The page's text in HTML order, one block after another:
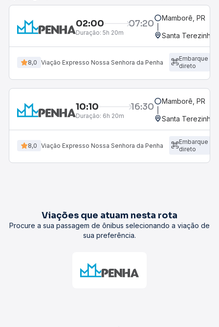
02:00 07:20
Duração: 5h 20m
Mamborê, PR
Santa Terezinha
8,0 Viação Expresso Nossa Senhora da Penha
Embarque
direto
10:10 16:30
Duração: 6h 20m
Mamborê, PR
Santa Terezinha
8,0 Viação Expresso Nossa Senhora da Penha
Embarque
direto
Viações que atuam nesta rota
Procure a sua passagem de ônibus selecionando a viação de
sua preferência.